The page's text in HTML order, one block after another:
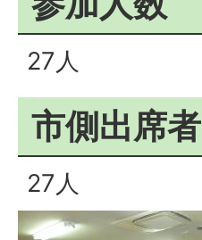
27人
市側出席者
27人